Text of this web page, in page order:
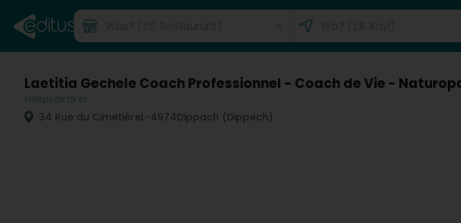
Laetitia Gechele Coach Professionnel - Coach de Vie -
34 Rue du CimetièreL-4974Dippach (Dippech)